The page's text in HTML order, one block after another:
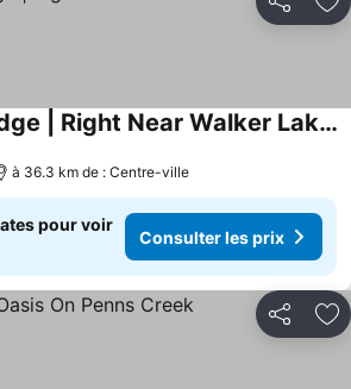
Partager
Walker Lake Lodge | Right Near Walker Lake + Hot Tub!
à 36.3 km de : Centre-ville
pour voir
Consulter les prix
Partager